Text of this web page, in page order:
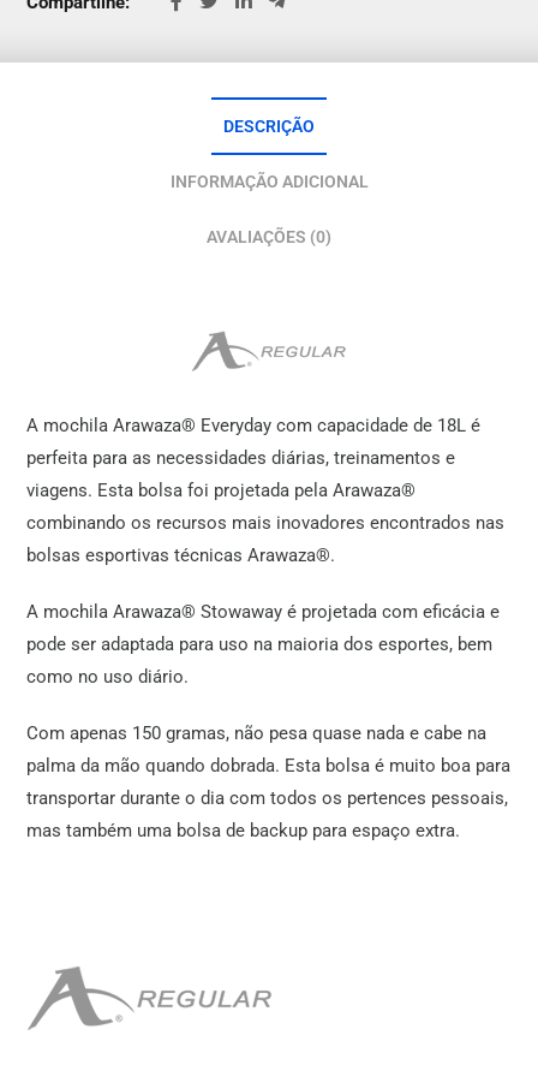
DESCRIÇÃO
INFORMAÇÃO ADICIONAL
AVALIAÇÕES (0)
A mochila Arawaza® Everyday com capacidade de 18L é
perfeita para as necessidades diárias, treinamentos e
viagens. Esta bolsa foi projetada pela Arawaza®
combinando os recursos mais inovadores encontrados nas
bolsas esportivas técnicas Arawaza®.
A mochila Arawaza® Stowaway é projetada com eficácia e
pode ser adaptada para uso na maioria dos esportes, bem
como no uso diário.
Com apenas 150 gramas, não pesa quase nada e cabe na
palma da mão quando dobrada. Esta bolsa é muito boa para
transportar durante o dia com todos os pertences pessoais,
mas também uma bolsa de backup para espaço extra.